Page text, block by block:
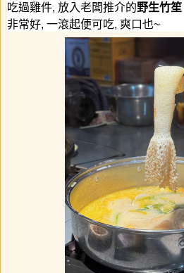
吃過雞件, 放入老闆推介的野生竹笙
非常好, 一滾起便可吃, 爽口也~